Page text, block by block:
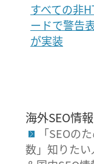
すべての非
ードで警告
が実装
海外SEO情
「SEOの
数」知りた